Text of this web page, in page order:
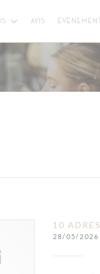
AVIS
10
28/05/2026